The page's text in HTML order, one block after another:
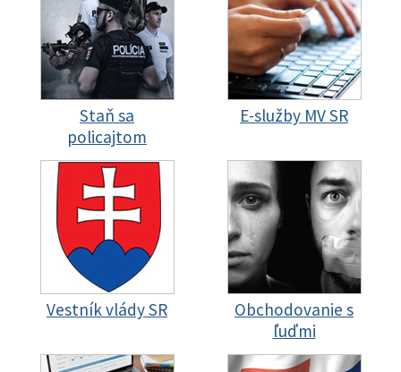
Staň sa
policajtom
E-služby MV SR
Vestník vlády SR
Obchodovanie s
ľuďmi